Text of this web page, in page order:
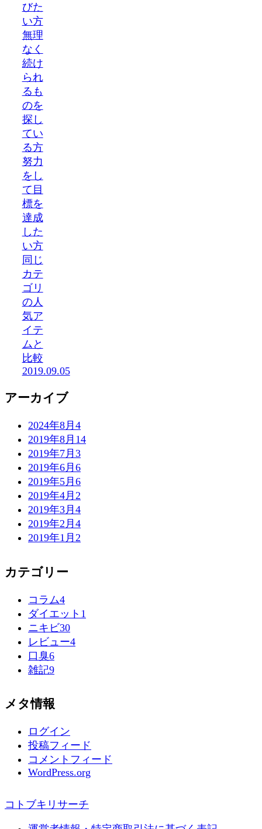
びた
い方
無理
なく
続け
られ
るも
のを
探し
てい
る方
努力
をし
て目
標を
達成
した
い方
同じ
カテ
ゴリ
の人
気ア
イテ
ムと
比較
2019.09.05
アーカイブ
2024年8月 4
2019年8月 14
2019年7月 3
2019年6月 6
2019年5月 6
2019年4月 2
2019年3月 4
2019年2月 4
2019年1月 2
カテゴリー
コラム4
ダイエット 1
ニキビ30
レビュー4
口臭6
雑記9
メタ情報
ログイン
投稿フィード
コメントフィード
WordPress.org
コトブキリサーチ